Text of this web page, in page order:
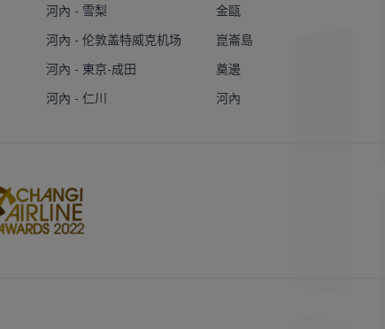
河內 - 雪梨
河內 - 伦敦盖特威克机场
河內 - 東京-成田
河內 - 仁川
金甌
崑崙島
奠邊
河內